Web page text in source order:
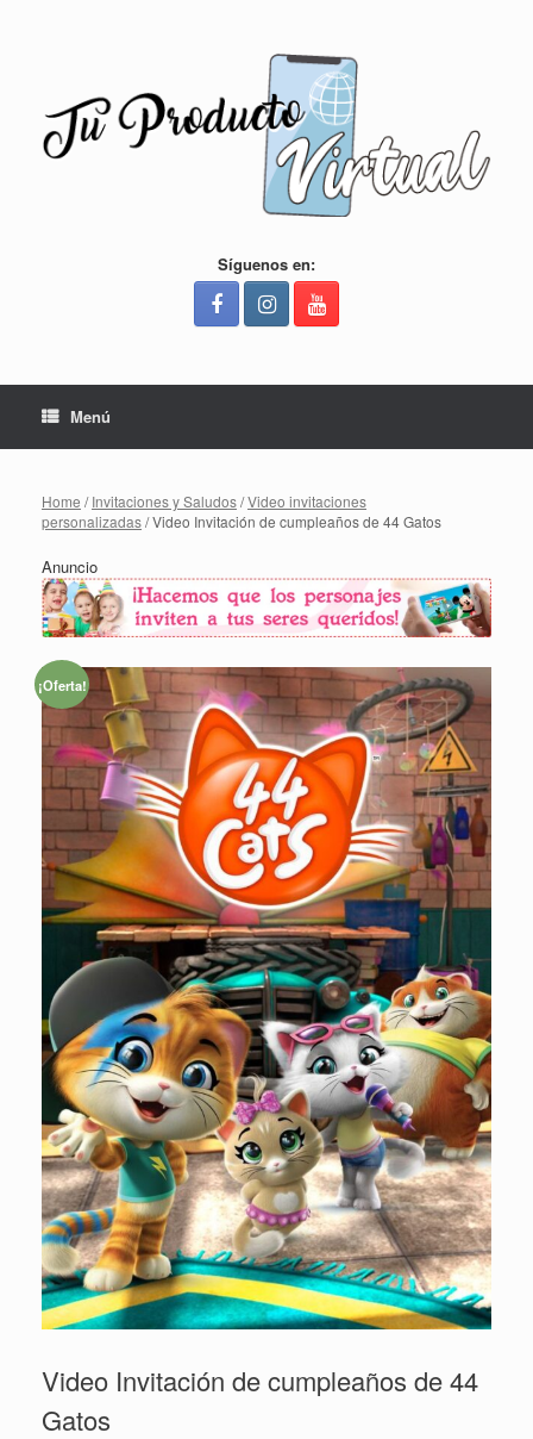
Síguenos en:
Menú
Home /Invitaciones y Saludos/Video invitaciones
personalizadas/ Video Invitación de cumpleaños de 44 Gatos
Anuncio
¡Oferta!
Video Invitación de cumpleaños de 44
Gatos